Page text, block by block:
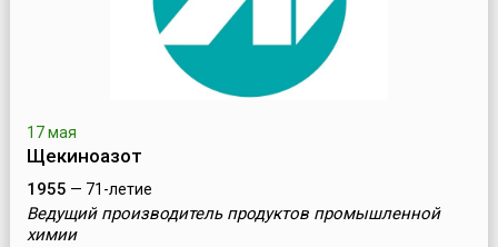
17 мая
Щекиноазот
1955 — 71-летие
Ведущий производитель продуктов промышленной
химии